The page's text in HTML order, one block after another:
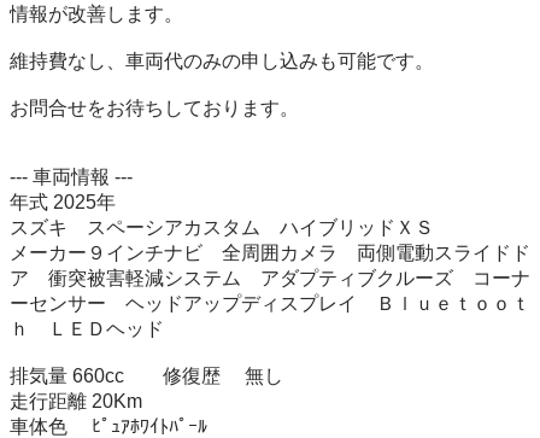
情報が改善します。
維持費なし、車両代のみの申し込みも可能です。
お問合せをお待ちしております。
--- 車両情報 ---
年式 2025年
スズキ　スペーシアカスタム　ハイブリッドＸＳ
メーカー９インチナビ　全周囲カメラ　両側電動スライドド
ア　衝突被害軽減システム　アダプティブクルーズ　コーナ
ーセンサー　ヘッドアップディスプレイ　Ｂｌｕｅｔｏｏｔ
ｈ　ＬＥＤヘッド
排気量 660cc　　修復歴 　無し
走行距離 20Km
車体色 　ﾋﾟｭｱﾎﾜｲﾄﾊﾟｰﾙ